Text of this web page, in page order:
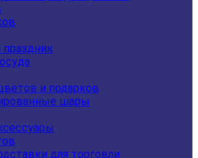
праздник
и подарков
шары
для торговли